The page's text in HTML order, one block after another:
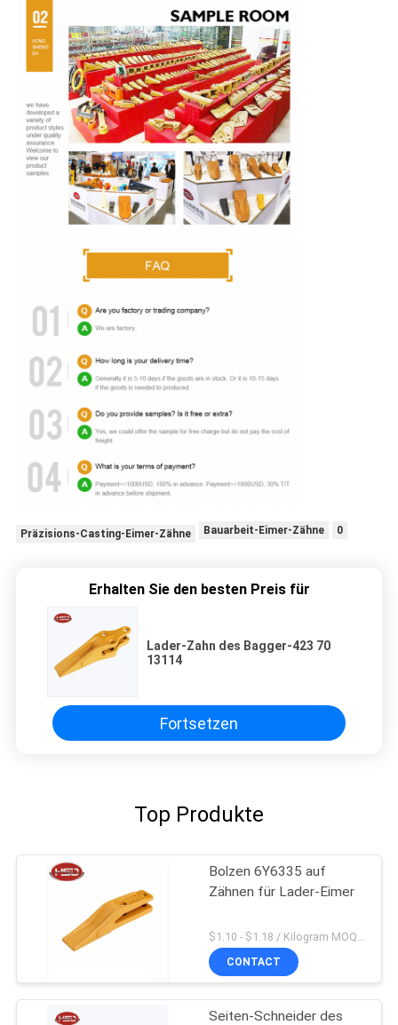
Präzisions-Casting-Eimer-Zähne Bauarbeit-Eimer-Zähne 0
Erhalten Sie den besten Preis für
Lader-Zahn des Bagger-423 70
13114
Fortsetzen
Top Produkte
Bolzen 6Y6335 auf
Zähnen für Lader-Eimer
CONTACT
Seiten-Schneider des